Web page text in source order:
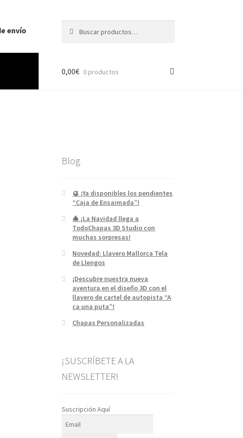
envío
0,00€ 0 productos
Blog
🥮 ¡Ya disponibles los pendientes
“Caja de Ensaimada”!
🎄 ¡La Navidad llega a
TodoChapas 3D Studio con
muchas sorpresas!
Novedad: Llavero Mallorca Tela
de Llengos
¡Descubre nuestra nueva
aventura en el diseño 3D con el
llavero de cartel de autopista “A
ca una puta”!
Chapas Personalizadas
¡SUSCRÍBETE A LA
NEWSLETTER!
Suscripción Aquí